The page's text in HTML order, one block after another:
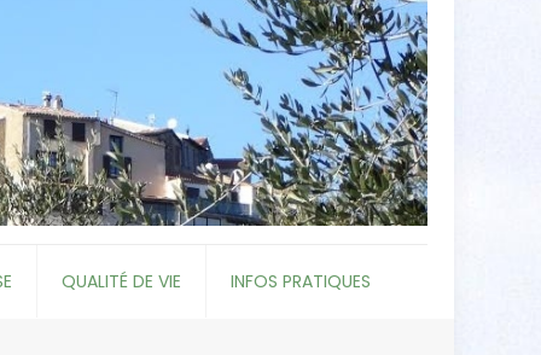
QUALITÉ DE VIE INFOS PRATIQUES